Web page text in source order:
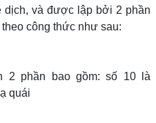
và được lập bởi 2 phần
công thức như sau:
2 phần bao gồm: số 10 là
quái